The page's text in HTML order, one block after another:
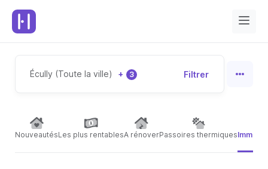
Écully (Toute la ville) + 3 Filtrer
NouveautésLes plus rentablesA rénoverPassoires thermiques